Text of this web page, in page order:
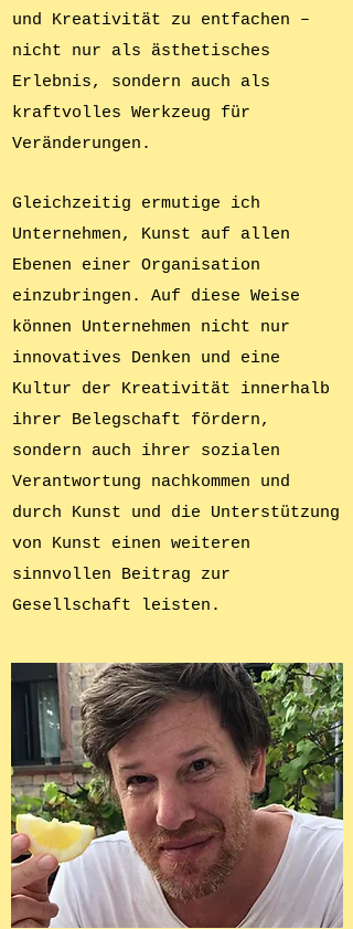
und Kreativität zu entfachen –
nicht nur als ästhetisches
Erlebnis, sondern auch als
kraftvolles Werkzeug für
Veränderungen.
Gleichzeitig ermutige ich
Unternehmen, Kunst auf allen
Ebenen einer Organisation
einzubringen. Auf diese Weise
können Unternehmen nicht nur
innovatives Denken und eine
Kultur der Kreativität innerhalb
ihrer Belegschaft fördern,
sondern auch ihrer sozialen
Verantwortung nachkommen und
durch Kunst und die Unterstützung
von Kunst einen weiteren
sinnvollen Beitrag zur
Gesellschaft leisten.